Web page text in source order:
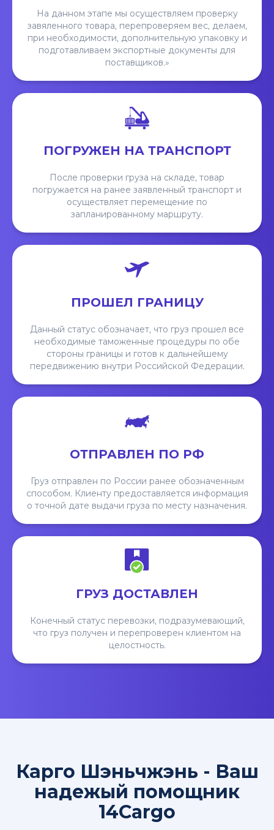
На данном этапе мы осуществляем проверку
завяленного товара, перепроверяем вес, делаем,
при необходимости, дополнительную упаковку и
подготавливаем экспортные документы для
поставщиков.»
ПОГРУЖЕН НА ТРАНСПОРТ
После проверки груза на складе, товар
погружается на ранее заявленный транспорт и
осуществляет перемещение по
запланированному маршруту.
ПРОШЕЛ ГРАНИЦУ
Данный статус обозначает, что груз прошел все
необходимые таможенные процедуры по обе
стороны границы и готов к дальнейшему
передвижению внутри Российской Федерации.
ОТПРАВЛЕН ПО РФ
Груз отправлен по России ранее обозначенным
способом. Клиенту предоставляется информация
о точной дате выдачи груза по месту назначения.
ГРУЗ ДОСТАВЛЕН
Конечный статус перевозки, подразумевающий,
что груз получен и перепроверен клиентом на
целостность.
Карго Шэньчжэнь - Ваш
надежый помощник
14Cargo